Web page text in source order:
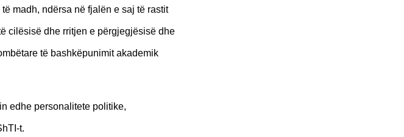
madh, ndërsa në fjalën e saj të rastit
cilësisë dhe rritjen e përgjegjësisë dhe
të bashkëpunimit akademik
edhe personalitete politike,
t.